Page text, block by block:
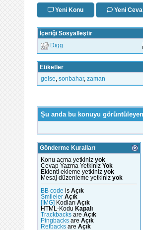
Yeni Konu Yeni
İçeriği Sosyalleştir
Digg
Etiketler
gelse sonbahar, zaman
Şu anda bu konuyu
Gönderme Kuralları
Konu açma yetkiniz yok
Cevap Yazma Yetkiniz Yok
Eklenti ekleme yetkiniz yok
Mesaj düzenleme yetkiniz yok
BB code is Açık
Smileler Açık
[IMG] Kodları Açık
HTML-Kodu Kapalı
Trackbacks are Açık
Pingbacks are Açık
Refbacks are Açık